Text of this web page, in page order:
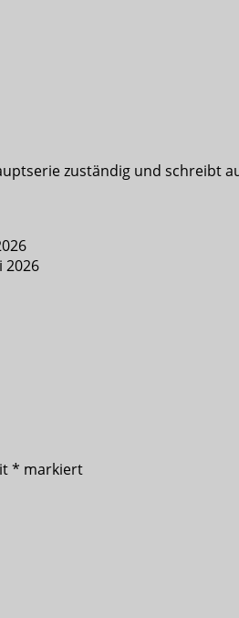
zuständig und schreibt
2026
* markiert